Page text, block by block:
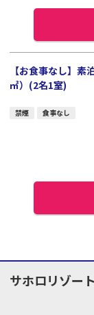
【お食事なし】
㎡）(2名1室)
禁煙 食事なし
サホロリゾー